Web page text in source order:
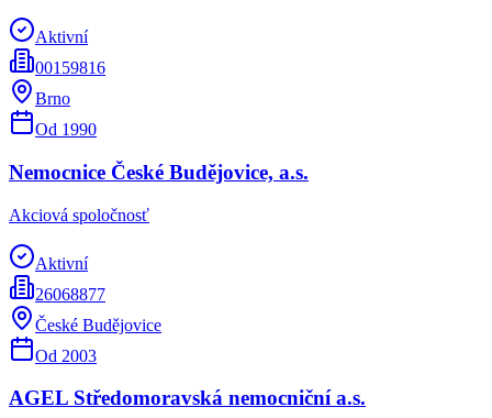
Aktivní
00159816
Brno
Od 1990
Nemocnice České Budějovice, a.s.
Akciová spoločnosť
Aktivní
26068877
České Budějovice
Od 2003
AGEL Středomoravská nemocniční a.s.